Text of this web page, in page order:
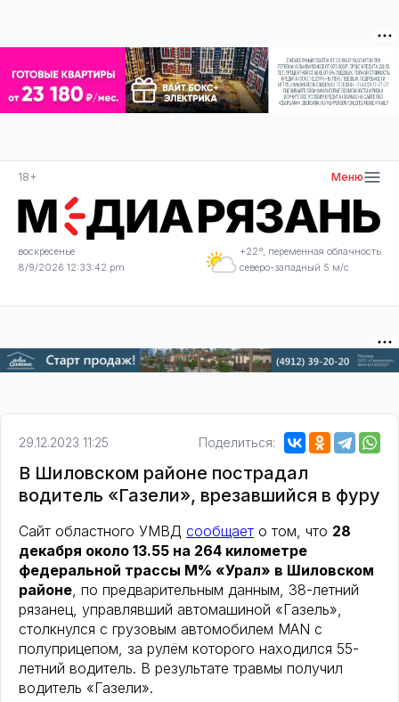
18+ Меню
воскресенье
8/9/2026 12:33:43 pm
+22°, переменная облачность
северо-западный 5 м/с
29.12.2023 11:25 Поделиться:
В Шиловском районе пострадал
водитель «Газели», врезавшийся в фуру
Сайт областного УМВД сообщает о том, что 28
декабря около 13.55 на 264 километре
федеральной трассы М% «Урал» в Шиловском
районе, по предварительным данным, 38-летний
рязанец, управлявший автомашиной «Газель»,
столкнулся с грузовым автомобилем MAN с
полуприцепом, за рулём которого находился 55-
летний водитель. В результате травмы получил
водитель «Газели».